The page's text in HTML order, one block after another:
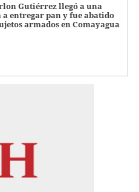
Gutiérrez llegó a una
a entregar pan y fue abatido
armados en Comayagua